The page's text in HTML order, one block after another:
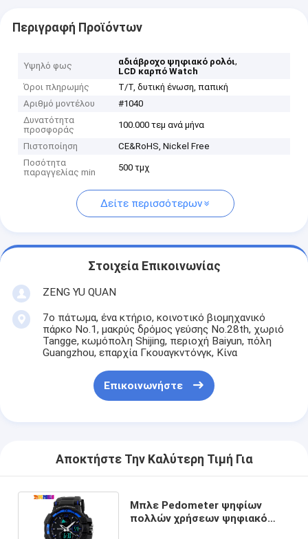
Περιγραφή Προϊόντων
Υψηλό φως αδιάβροχο ψηφιακό ρολόι,
LCD καρπό Watch
Όροι πληρωμής
T/T, δυτική ένωση, παπική
Αριθμό μοντέλου
#1040
Δυνατότητα
προσφοράς
100.000 τεμ ανά μήνα
Πιστοποίηση
CE&RoHS, Nickel Free
Ποσότητα
παραγγελίας min
500 τμχ
Δείτε περισσότερων
Στοιχεία Επικοινωνίας
ZENG YU QUAN
7ο πάτωμα, ένα κτήριο, κοινοτικό βιομηχανικό
πάρκο No.1, μακρύς δρόμος γεύσης No.28th, χωριό
Tangge, κωμόπολη Shijing, περιοχή Baiyun, πόλη
Guangzhou, επαρχία Γκουαγκντόνγκ, Κίνα
Επικοινωνήστε
Αποκτήστε Την Καλύτερη Τιμή Για
Μπλε Pedometer ψηφίων
πολλών χρήσεων ψηφιακό